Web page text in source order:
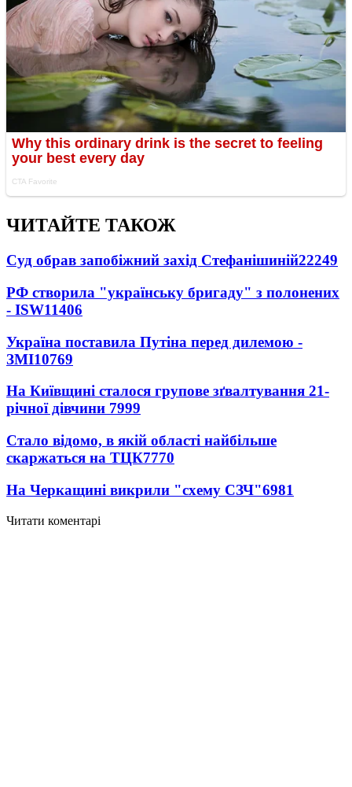
ЧИТАЙТЕ ТАКОЖ
Суд обрав запобіжний захід Стефанішиній22249
РФ створила "українську бригаду" з полонених
- ISW11406
Україна поставила Путіна перед дилемою -
ЗМІ10769
На Київщині сталося групове зґвалтування 21-
річної дівчини 7999
Стало відомо, в якій області найбільше
скаржаться на ТЦК7770
На Черкащині викрили "схему СЗЧ"6981
Читати коментарі